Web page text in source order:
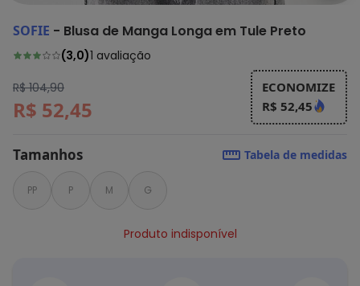
SOFIE - Blusa de Manga Longa em Tule Preto
(3,0)1 avaliação
R$ 104,90
R$ 52,45
ECONOMIZE
R$ 52,45
Tamanhos Tabela de medidas
PP P M G
Produto indisponível